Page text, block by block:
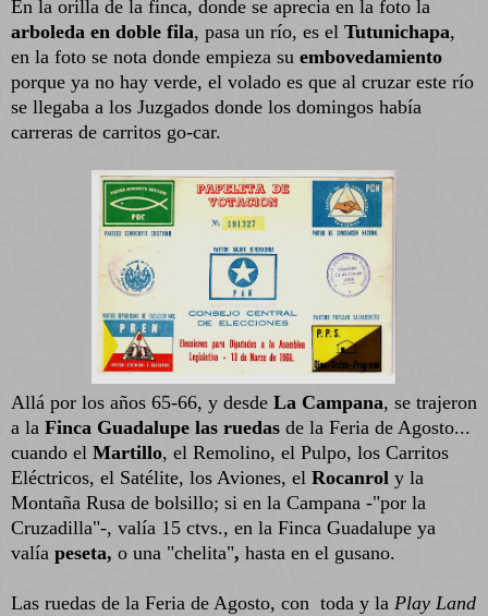
En la orilla de la finca, donde se aprecia en la foto la
arboleda en doble fila, pasa un río, es el Tutunichapa,
en la foto se nota donde empieza su embovedamiento
porque ya no hay verde, el volado es que al cruzar este río
se llegaba a los Juzgados donde los domingos había
carreras de carritos go-car.
Allá por los años 65-66, y desde La Campana, se trajeron
a la Finca Guadalupe las ruedas de la Feria de Agosto...
cuando el Martillo, el Remolino, el Pulpo, los Carritos
Eléctricos, el Satélite, los Aviones, el Rocanrol y la
Montaña Rusa de bolsillo; si en la Campana -"por la
Cruzadilla"-, valía 15 ctvs., en la Finca Guadalupe ya
valía peseta, o una "chelita", hasta en el gusano.
Las ruedas de la Feria de Agosto, con toda y la Play Land